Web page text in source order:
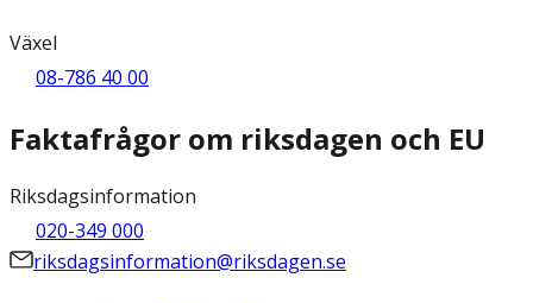
Växel
08-786 40 00
Faktafrågor om riksdagen och EU
Riksdagsinformation
020-349 000
riksdagsinformation@riksdagen.se